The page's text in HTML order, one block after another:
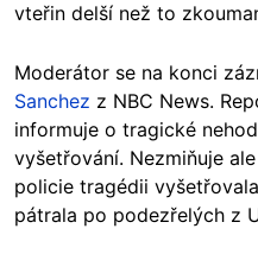
vteřin delší než to
Moderátor se na konci
Sanchez z NBC News.
informuje o tragické
vyšetřování. Nezmiňuje
policie tragédii
pátrala po podezřelých z